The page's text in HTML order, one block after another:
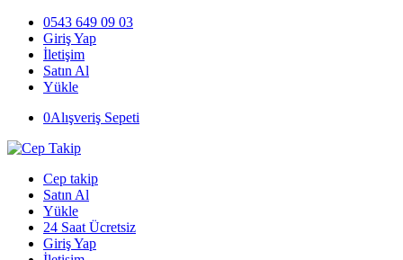
0543 649 09 03
Giriş Yap
İletişim
Satın Al
Yükle
0Alışveriş Sepeti
Cep takip
Satın Al
Yükle
24 Saat Ücretsiz
Giriş Yap